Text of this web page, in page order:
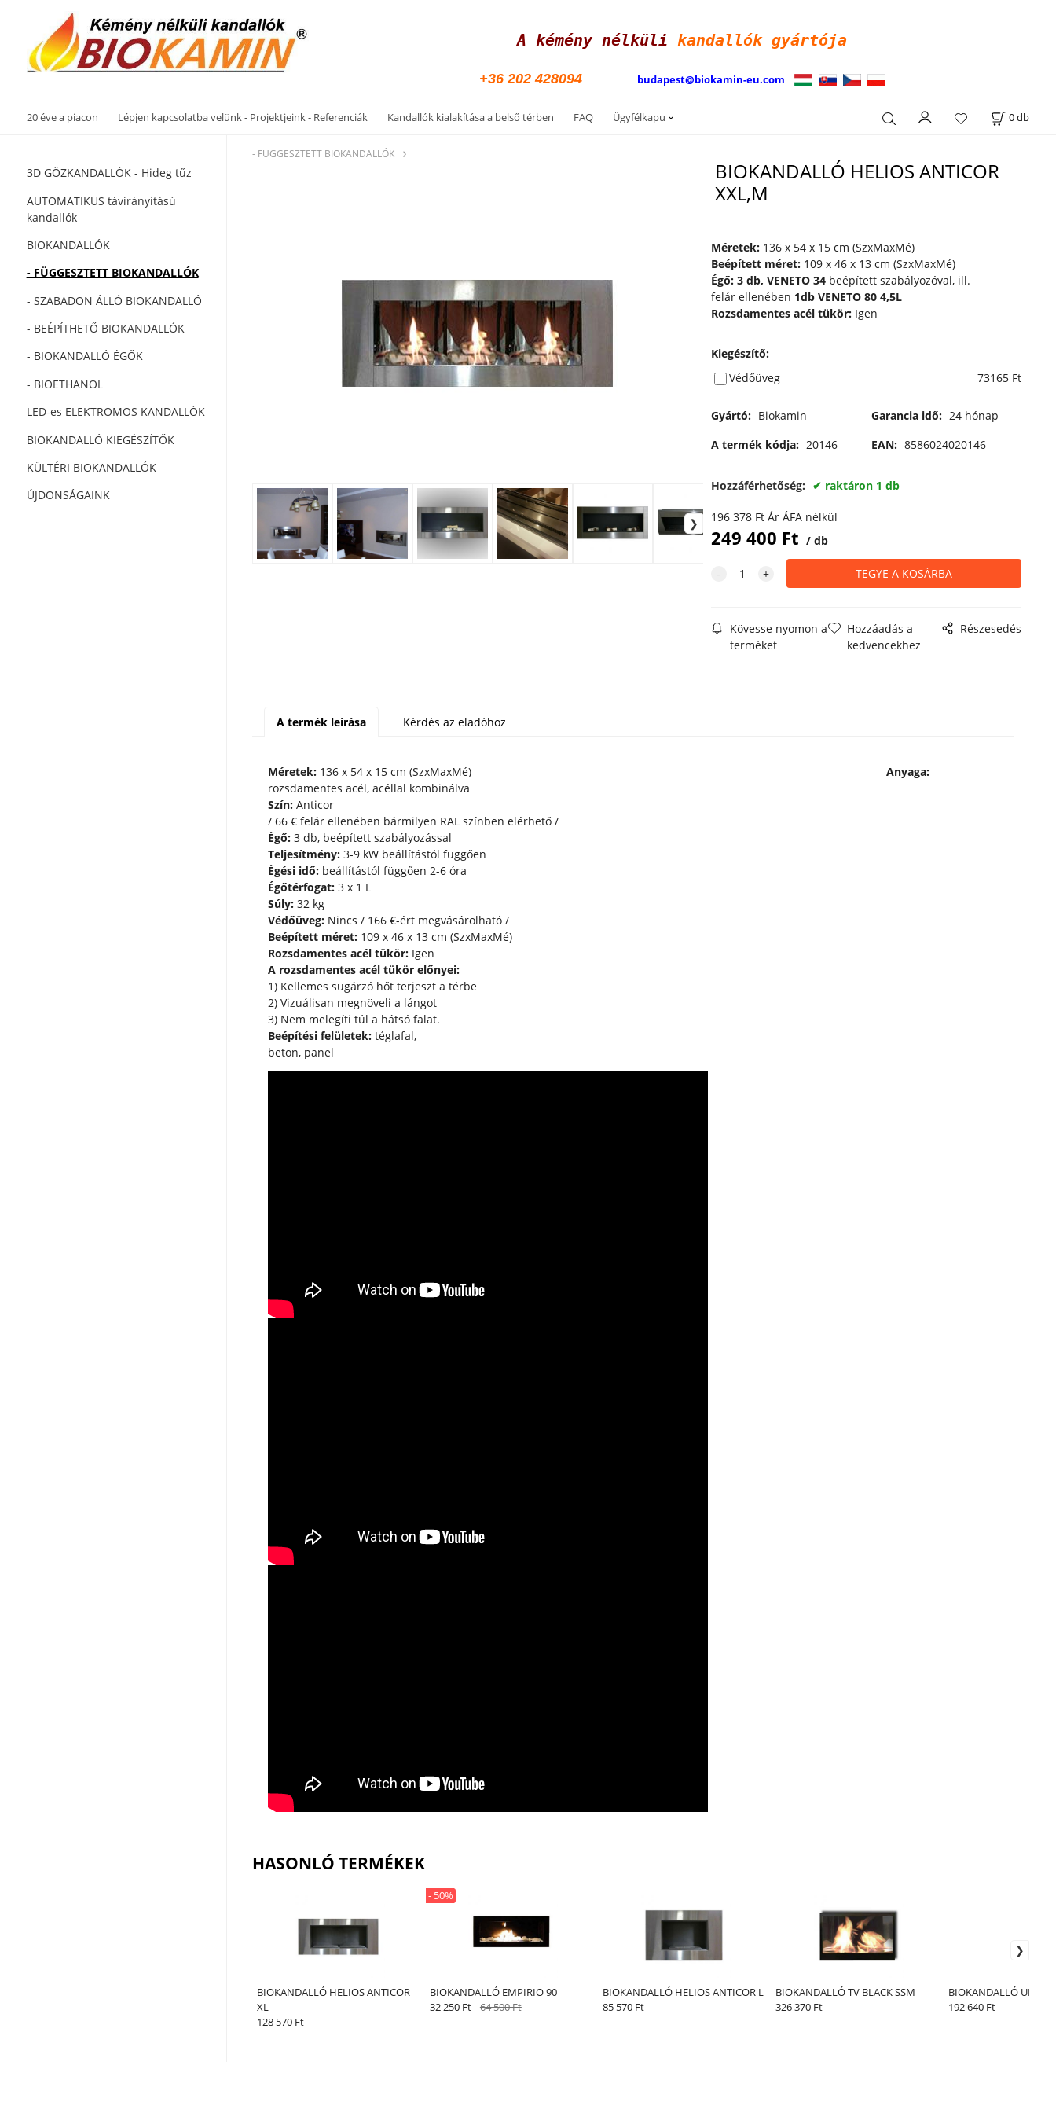
A kémény nélkülikandallókgyártója
+36 202 428094 budapest@biokamin-eu.com
20 éve a piacon Lépjen kapcsolatba velünk - Projektjeink - Referenciák Kandallók kialakítása a belső térben FAQ Ügyfélkapu 0 db
3D GŐZKANDALLÓK - Hideg tűz
AUTOMATIKUS távirányítású
kandallók
BIOKANDALLÓK
- FÜGGESZTETT BIOKANDALLÓK
- SZABADON ÁLLÓ BIOKANDALLÓ
- BEÉPÍTHETŐ BIOKANDALLÓK
- BIOKANDALLÓ ÉGŐK
- BIOETHANOL
LED-es ELEKTROMOS KANDALLÓK
BIOKANDALLÓ KIEGÉSZÍTŐK
KÜLTÉRI BIOKANDALLÓK
ÚJDONSÁGAINK
- FÜGGESZTETT BIOKANDALLÓK
BIOKANDALLÓ HELIOS ANTICOR
XXL,M
Méretek:136 x 54 x 15 cm (SzxMaxMé)
Beépített méret:109 x 46 x 13 cm (SzxMaxMé)
Égő: 3 db, VENETO 34beépített szabályozóval, ill.
felár ellenében 1db VENETO 80 4,5L
Rozsdamentes acél tükör:Igen
Kiegészítő:
Védőüveg
73165 Ft
Gyártó: Biokamin Garancia idő: 24 hónap
A termék kódja: 20146 EAN: 8586024020146
Hozzáférhetőség: raktáron 1 db
196 378Ft Ár ÁFA nélkül
249 400 Ft db
Kövesse nyomon a
terméket
Hozzáadás a
kedvencekhez
Részesedés
A termék leírása Kérdés az eladóhoz
Méretek:136 x 54 x 15 cm (SzxMaxMé) Anyaga:
rozsdamentes acél, acéllal kombinálva
Szín:Anticor
/ 66 € felár ellenében bármilyen RAL színben elérhető /
Égő:3 db, beépített szabályozással
Teljesítmény:3-9 kW beállítástól függően
Égési idő:beállítástól függően 2-6 óra
Égőtérfogat:3 x 1 L
Súly:32 kg
Védőüveg:Nincs / 166 €-ért megvásárolható /
Beépített méret:109 x 46 x 13 cm (SzxMaxMé)
Rozsdamentes acél tükör:Igen
A rozsdamentes acél tükör előnyei:
1) Kellemes sugárzó hőt terjeszt a térbe
2) Vizuálisan megnöveli a lángot
3) Nem melegíti túl a hátsó falat.
Beépítési felületek:téglafal,
beton, panel
HASONLÓ TERMÉKEK
BIOKANDALLÓ HELIOS ANTICOR
XL
128 570 Ft
BIOKANDALLÓ EMPIRIO 90
- 50%
32 250 Ft 64 500 Ft
BIOKANDALLÓ HELIOS ANTICOR L
85 570 Ft
BIOKANDALLÓ TV BLACK SSM
326 370 Ft
BIOKANDALLÓ
192 640 Ft